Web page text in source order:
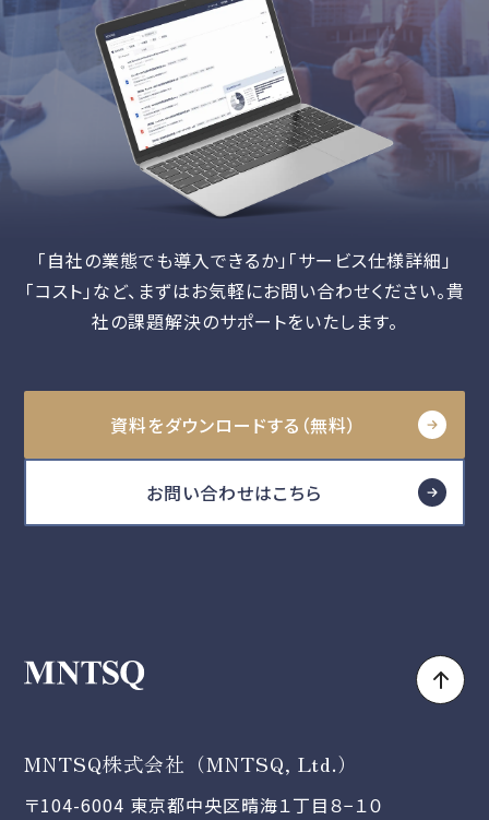
「自社の業態でも導入できるか」「サービス仕様詳細」
「コスト」など、 まずはお気軽にお問い合わせください。貴
社の課題解決のサポートをいたします。
資料をダウンロードする（無料）
お問い合わせはこちら
MNTSQ株式会社（MNTSQ, Ltd.）
〒104-6004 東京都中央区晴海１丁目８−１０